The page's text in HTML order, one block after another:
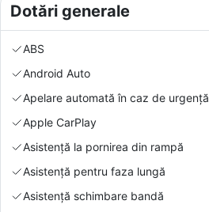
Dotări generale
ABS
Android Auto
Apelare automată în caz de urgență
Apple CarPlay
Asistență la pornirea din rampă
Asistență pentru faza lungă
Asistență schimbare bandă